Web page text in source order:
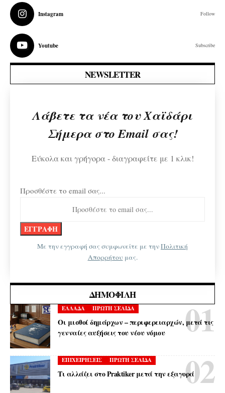
Instagram Follow
Youtube Subscribe
NEWSLETTER
Λάβετε τα νέα του Χαϊδάρι
Σήμερα στο Email σας!
Εύκολα και γρήγορα - διαγραφείτε με 1 κλικ!
Προσθέστε το email σας...
Με την εγγραφή σας συμφωνείτε με τηνΠολιτική
Απορρήτου μας.
ΔΗΜΟΦΙΛΉ
ΕΛΛΑΔΑ ΠΡΩΤΗ ΣΕΛΙΔΑ
Οι μισθοί δημάρχων – περιφερειαρχών, μετά τις
γενναίες αυξήσεις του νέου νόμου
ΕΠΙΧΕΙΡΗΣΕΙΣ ΠΡΩΤΗ ΣΕΛΙΔΑ
Τι αλλάζει στο Praktiker μετά την εξαγορά